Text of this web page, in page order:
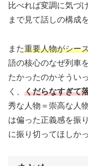
比べれば変調に気づ
まで見て話しの構成
また重要人物がシー
語の核心のなぜ列車
たかったのかそうい
く、 くだらなすぎて
秀な人物＝崇高な人
は偏った正義感を振
に振り切ってほしかっ